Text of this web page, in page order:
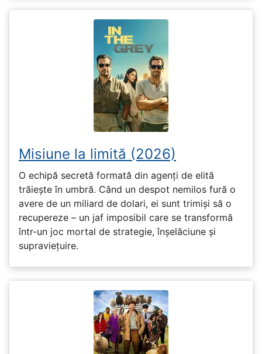
Misiune la limită (2026)
O echipă secretă formată din agenți de elită
trăiește în umbră. Când un despot nemilos fură o
avere de un miliard de dolari, ei sunt trimiși să o
recupereze – un jaf imposibil care se transformă
într-un joc mortal de strategie, înșelăciune și
supraviețuire.